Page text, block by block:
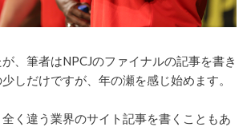
、筆者はNPCJのファイナルの記事を書き
しだけですが、年の瀬を感じ始めます。
く違う業界のサイト記事を書くこともあ